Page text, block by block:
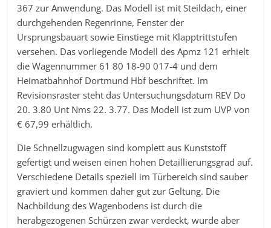
367 zur Anwendung. Das Modell ist mit Steildach, einer
durchgehenden Regenrinne, Fenster der
Ursprungsbauart sowie Einstiege mit Klapptrittstufen
versehen. Das vorliegende Modell des Apmz 121 erhielt
die Wagennummer 61 80 18-90 017-4 und dem
Heimatbahnhof Dortmund Hbf beschriftet. Im
Revisionsraster steht das Untersuchungsdatum REV Do
20. 3.80 Unt Nms 22. 3.77. Das Modell ist zum UVP von
€ 67,99 erhältlich.
Die Schnellzugwagen sind komplett aus Kunststoff
gefertigt und weisen einen hohen Detaillierungsgrad auf.
Verschiedene Details speziell im Türbereich sind sauber
graviert und kommen daher gut zur Geltung. Die
Nachbildung des Wagenbodens ist durch die
herabgezogenen Schürzen zwar verdeckt, wurde aber